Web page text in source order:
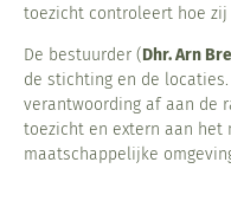
toezicht controleert hoe
De bestuurder (Dhr. Arn
de stichting en de
verantwoording af aan de
toezicht en extern aan het
maatschappelijke